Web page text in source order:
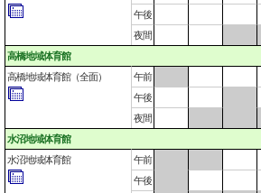
午後
夜間
高橋地域体育館
高橋地域体育館（全面）
午前
午後
夜間
水沼地域体育館
水沼地域体育館
午前
午後